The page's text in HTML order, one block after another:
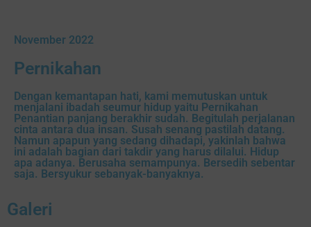
November 2022
Pernikahan
Dengan kemantapan hati, kami memutuskan untuk
menjalani ibadah seumur hidup yaitu Pernikahan
Penantian panjang berakhir sudah. Begitulah perjalanan
cinta antara dua insan. Susah senang pastilah datang.
Namun apapun yang sedang dihadapi, yakinlah bahwa
ini adalah bagian dari takdir yang harus dilalui. Hidup
apa adanya. Berusaha semampunya. Bersedih sebentar
saja. Bersyukur sebanyak-banyaknya.
Galeri